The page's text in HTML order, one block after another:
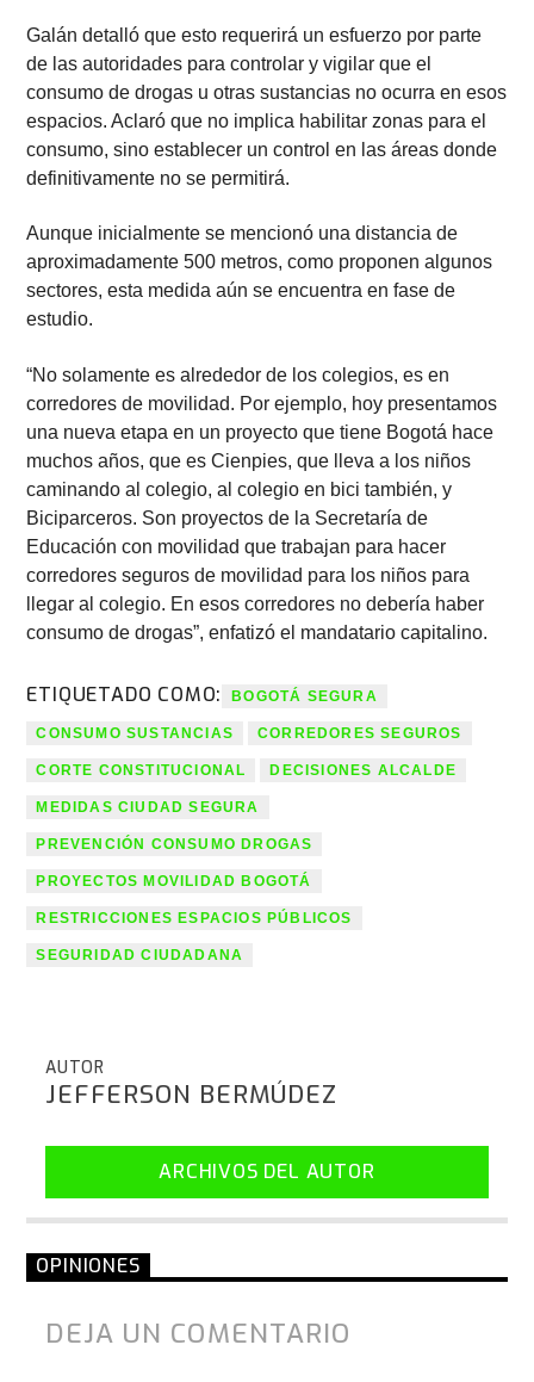
Galán detalló que esto requerirá un esfuerzo por parte
de las autoridades para controlar y vigilar que el
consumo de drogas u otras sustancias no ocurra en esos
espacios. Aclaró que no implica habilitar zonas para el
consumo, sino establecer un control en las áreas donde
definitivamente no se permitirá.
Aunque inicialmente se mencionó una distancia de
aproximadamente 500 metros, como proponen algunos
sectores, esta medida aún se encuentra en fase de
estudio.
“No solamente es alrededor de los colegios, es en
corredores de movilidad. Por ejemplo, hoy presentamos
una nueva etapa en un proyecto que tiene Bogotá hace
muchos años, que es Cienpies, que lleva a los niños
caminando al colegio, al colegio en bici también, y
Biciparceros. Son proyectos de la Secretaría de
Educación con movilidad que trabajan para hacer
corredores seguros de movilidad para los niños para
llegar al colegio. En esos corredores no debería haber
consumo de drogas”, enfatizó el mandatario capitalino.
ETIQUETADO COMO: BOGOTÁ SEGURA
CONSUMO SUSTANCIAS CORREDORES SEGUROS
CORTE CONSTITUCIONAL DECISIONES ALCALDE
MEDIDAS CIUDAD SEGURA
PREVENCIÓN CONSUMO DROGAS
PROYECTOS MOVILIDAD BOGOTÁ
RESTRICCIONES ESPACIOS PÚBLICOS
SEGURIDAD CIUDADANA
AUTOR
JEFFERSON BERMÚDEZ
ARCHIVOS DEL AUTOR
OPINIONES
DEJA UN COMENTARIO